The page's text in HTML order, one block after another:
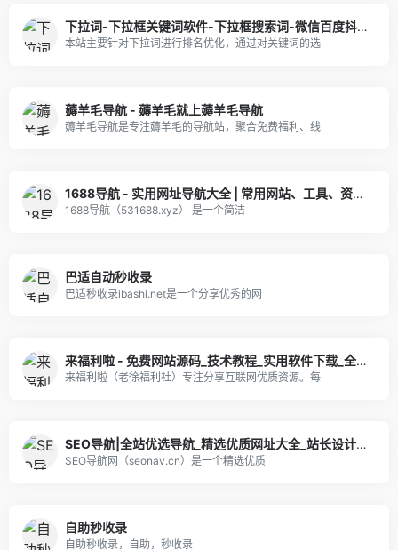
下拉词-下拉框关键词软件-下拉框搜索词-微信百度抖音小红书下拉词怎么上
本站主要针对下拉词进行排名优化，通过对关键词的选
薅羊毛导航 - 薅羊毛就上薅羊毛导航
薅羊毛导航是专注薅羊毛的导航站，聚合免费福利、线
1688导航 - 实用网址导航大全 | 常用网站、工具、资源一站直达
1688导航（531688.xyz） 是一个简洁
巴适自动秒收录
巴适秒收录ibashi.net是一个分享优秀的网
来福利啦 - 免费网站源码_技术教程_实用软件下载_全网优质资源导航
来福利啦（老徐福利社）专注分享互联网优质资源。每
SEO导航|全站优选导航_精选优质网址大全_站长设计师高效工作入口
SEO导航网（seonav.cn）是一个精选优质
自助秒收录
自助秒收录，自助，秒收录